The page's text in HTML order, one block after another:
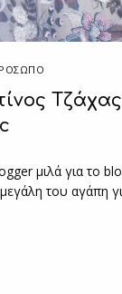
μιλά για το
του αγάπη